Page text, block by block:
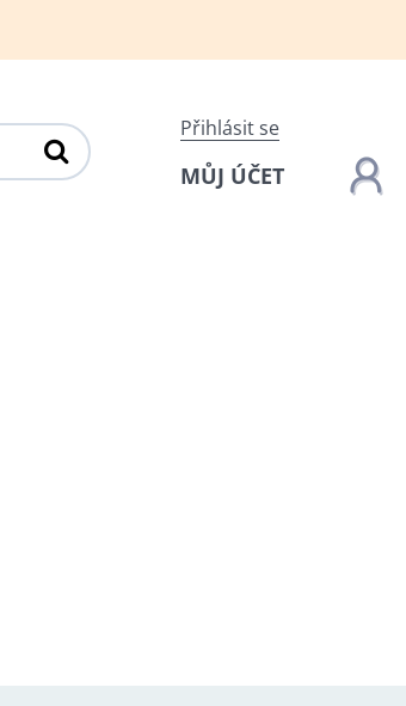
Přihlásit se
MŮJ ÚČET